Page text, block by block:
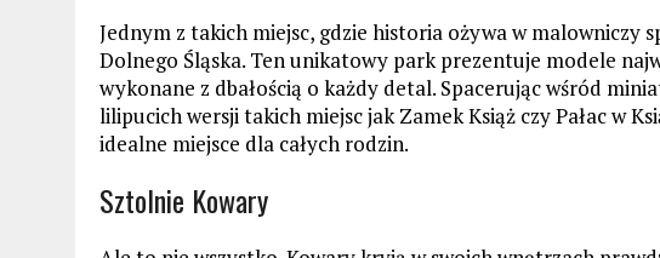
Jednym z takich miejsc, gdzie historia ożywa w malowniczy
Dolnego Śląska. Ten unikatowy park prezentuje modele
wykonane z dbałością o każdy detal. Spacerując wśród
lilipucich wersji takich miejsc jak Zamek Książ czy Pałac w
idealne miejsce dla całych rodzin.
Sztolnie Kowary